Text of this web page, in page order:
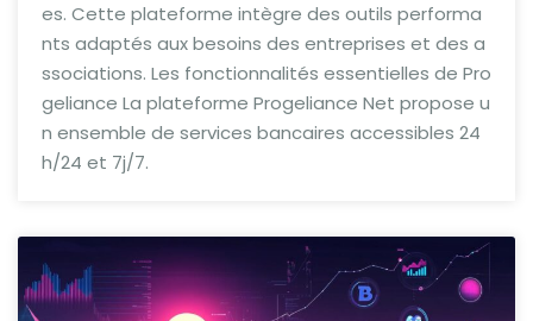
es. Cette plateforme intègre des outils performa
nts adaptés aux besoins des entreprises et des a
ssociations. Les fonctionnalités essentielles de Pro
geliance La plateforme Progeliance Net propose u
n ensemble de services bancaires accessibles 24
h/24 et 7j/7.